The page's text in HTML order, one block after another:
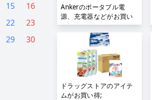
Ankerのポータブル電
源、充電器などがお買い
得;
ドラッグストアのアイテ
ムがお買い得;
15
16
22
23
29
30